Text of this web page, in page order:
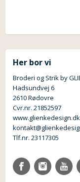
Her bor vi
Broderi og Strik by
Hadsundvej 6
2610 Rødovre
Cvr.nr. 21852597
www.glienkedesign.dk
Tlf.nr. 23117305